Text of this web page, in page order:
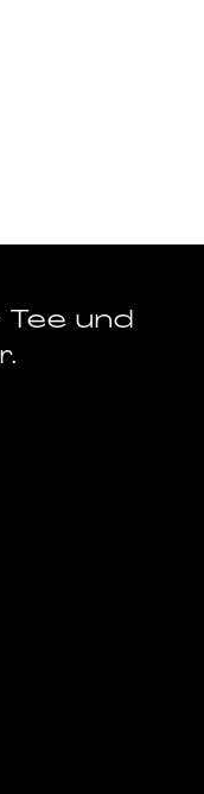
und